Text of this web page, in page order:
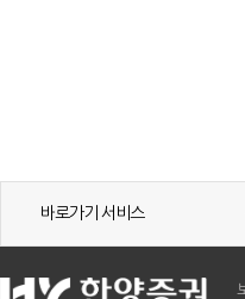
바로가기 서비스